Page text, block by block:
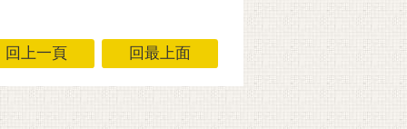
回上一頁 回最上面